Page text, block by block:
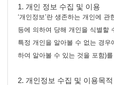
1. 개인 정보 수집 및 이용
‘개인정보’란 생존하는 개인에
등에 의하여 당해 개인을 식별할
특정 개인을 알아볼 수 없는 경
하여 알아볼 수 있는 것을 포함)
2. 개인정보 수집 및 이용목적